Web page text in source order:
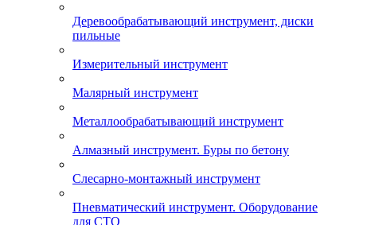
Деревообрабатывающий инструмент, диски
пильные
Измерительный инструмент
Малярный инструмент
Металлообрабатывающий инструмент
Алмазный инструмент. Буры по бетону
Слесарно-монтажный инструмент
Пневматический инструмент. Оборудование
для СТО